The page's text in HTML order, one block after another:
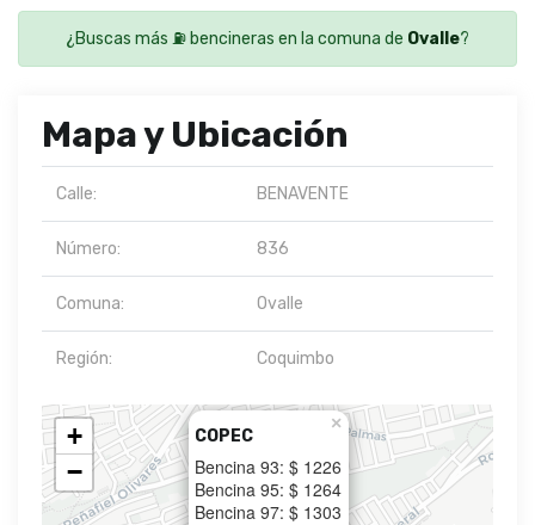
¿Buscas más ⛽ bencineras en la comuna de Ovalle?
Mapa y Ubicación
Calle: BENAVENTE
Número: 836
Comuna: Ovalle
Región: Coquimbo
COPEC
Bencina 93: $ 1226
Bencina 95: $ 1264
Bencina 97: $ 1303
×
+
−